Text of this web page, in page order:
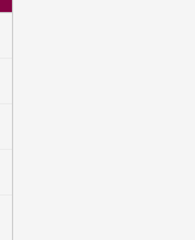
1.120.000₫.